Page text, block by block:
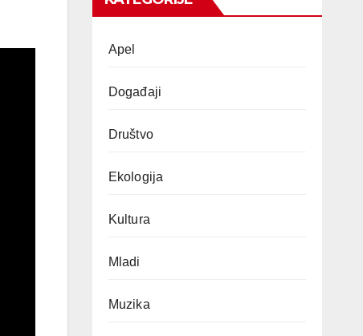
Apel
Događaji
Društvo
Ekologija
Kultura
Mladi
Muzika